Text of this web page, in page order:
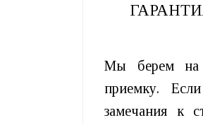
Мы берем на
приемку.
замечания к